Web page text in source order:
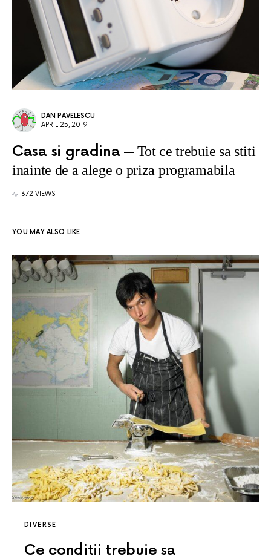
DAN PAVELESCU
APRIL 25, 2019
Casa si gradina
Tot ce trebuie sa stiti
inainte de a alege o priza programabila
372 VIEWS
YOU MAY ALSO LIKE
DIVERSE
Ce conditii trebuie sa